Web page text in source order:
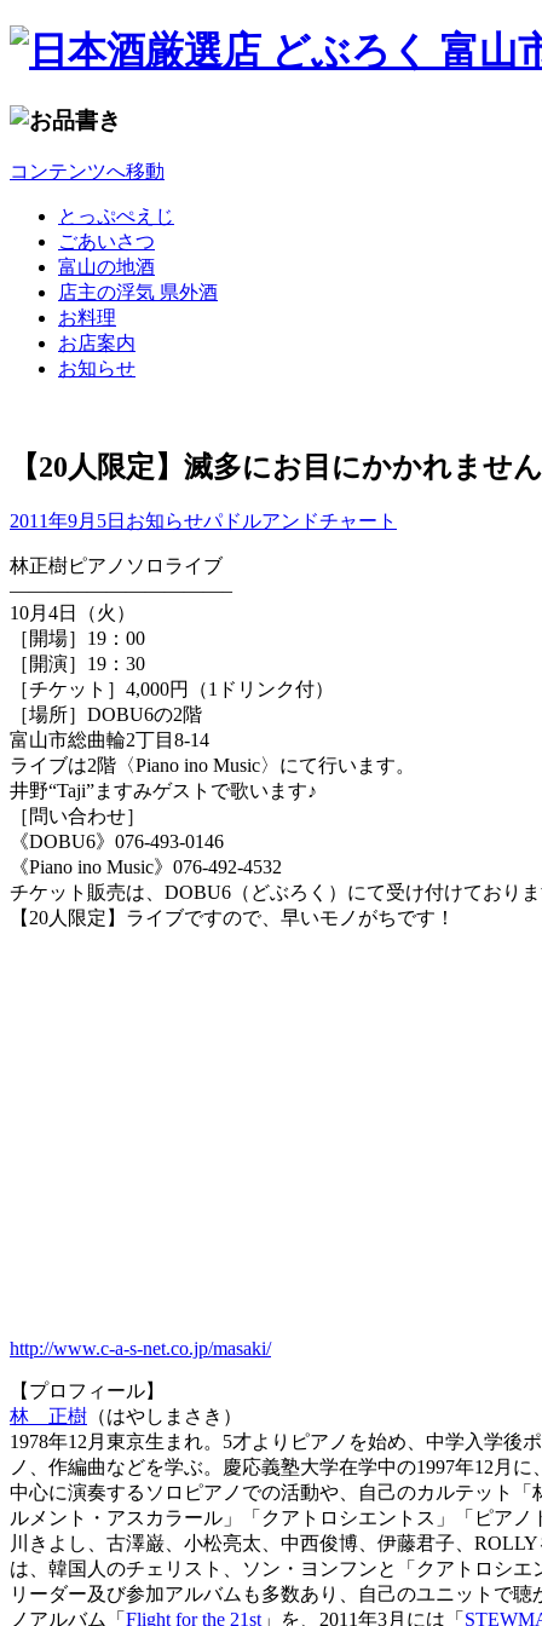
コンテンツへ移動
とっぷぺえじ
ごあいさつ
富山の地酒
店主の浮気 県外酒
お料理
お店案内
お知らせ
【20人限定】滅多にお目にかかれませ
2011年9月5日 お知らせパドルアンドチャート
林正樹ピアノソロライブ
———————————–
10月4日（火）
［開場］19：00
［開演］19：30
［チケット］4,000円（1ドリンク付）
［場所］DOBU6の2階
富山市総曲輪2丁目8-14
ライブは2階〈Piano ino Music〉にて行います。
井野“Taji”ますみゲストで歌います♪
［問い合わせ］
《DOBU6》076-493-0146
《Piano ino Music》076-492-4532
チケット販売は、DOBU6（どぶろく）にて受け付けており
【20人限定】ライブですので、早いモノがちです！
http://www.c-a-s-net.co.jp/masaki/
【プロフィール】
林 正樹 （はやしまさき）
1978年12月東京生まれ。5才よりピアノを始め、中学入学
ノ、作編曲などを学ぶ。慶応義塾大学在学中の1997年12月
中心に演奏するソロピアノでの活動や、自己のカルテット「
ルメント・アスカラール」「クアトロシエントス」「ピア
川きよし、古澤巌、小松亮太、中西俊博、伊藤君子、
は、韓国人のチェリスト、ソン・ヨンフンと「クアトロシ
リーダー及び参加アルバムも多数あり、自己のユニットで
ノアルバム「 Flight for the 21st」を、2011年3月には「